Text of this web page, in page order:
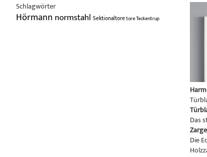
Das
Die
Schlagwörter
Hörmann normstahl SektionaltoretoreTeckentrup